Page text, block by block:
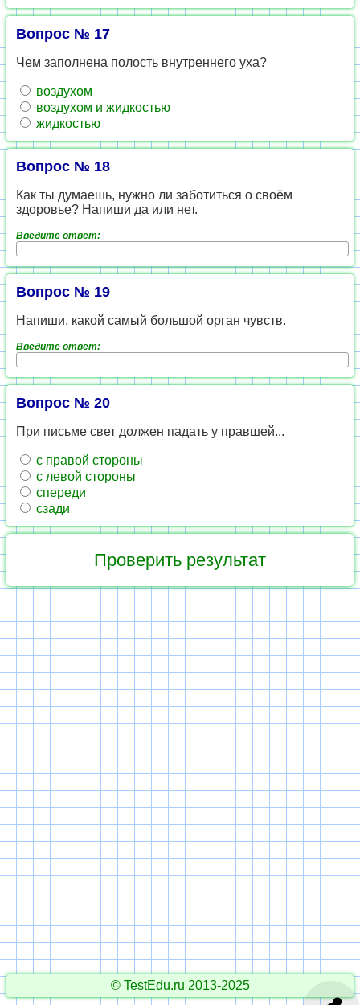
Вопрос № 17
Чем заполнена полость внутреннего уха?
воздухом
воздухом и жидкостью
жидкостью
Вопрос № 18
Как ты думаешь, нужно ли заботиться о своём
здоровье? Напиши да или нет.
Введите ответ:
Вопрос № 19
Напиши, какой самый большой орган чувств.
Введите ответ:
Вопрос № 20
При письме свет должен падать у правшей...
с правой стороны
с левой стороны
спереди
сзади
© TestEdu.ru 2013-2025